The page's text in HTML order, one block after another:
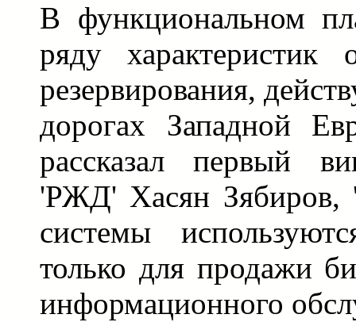
В функциональном
ряду характеристик
резервирования,
дорогах Западной
рассказал первый
'РЖД' Хасян Зябиров,
системы
только для продажи
информационного